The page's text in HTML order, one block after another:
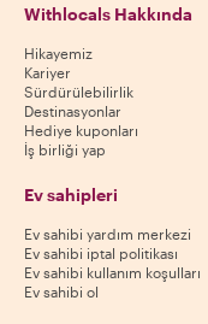
Withlocals Hakkında
Hikayemiz
Kariyer
Sürdürülebilirlik
Destinasyonlar
Hediye kuponları
İş birliği yap
Ev sahipleri
Ev sahibi yardım merkezi
Ev sahibi iptal politikası
Ev sahibi kullanım koşulları
Ev sahibi ol